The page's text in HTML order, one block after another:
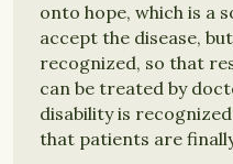
onto hope, which is a
accept the disease,
recognized, so that
can be treated by
disability is
that patients are